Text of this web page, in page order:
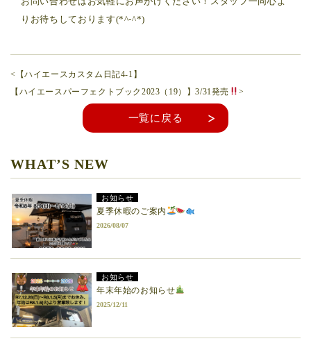
りお待ちしております(*^-^*)
<【ハイエースカスタム日記4-1】
【ハイエースパーフェクトブック2023（19）】3/31発売
>
一覧に戻る
WHAT’S NEW
お知らせ
夏季休暇のご案内
2026/08/07
お知らせ
年末年始のお知らせ
2025/12/11